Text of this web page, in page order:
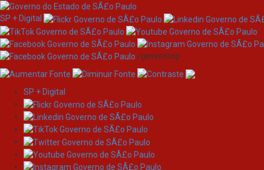
Skip
navigation
SP + Digital
/governosp
SP + Digital
Search